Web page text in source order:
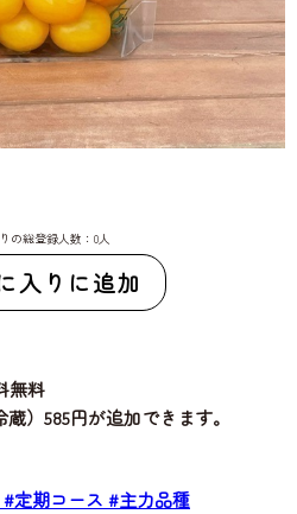
の総登録人数：0人
入りに追加
無料
）585円が追加できます。
#定期コース #主力品種